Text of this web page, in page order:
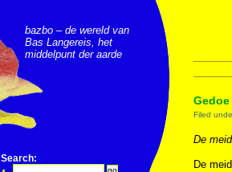
bazbo – de wereld van
Bas Langereis, het
middelpunt der aarde
Search:
Gedoe
Filed
De
De